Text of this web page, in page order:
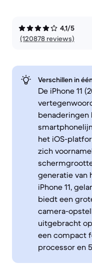
4,1/5
(120878 reviews)
Verschillen in
De iPhone 11
benaderingen
het iOS-
zich
generatie van
iPhone 11,
biedt een
camera-
uitgebracht
een compact
processor en